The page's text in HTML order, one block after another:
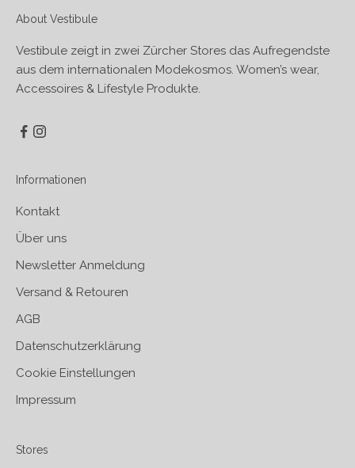
About Vestibule
Vestibule zeigt in zwei Zürcher Stores das Aufregendste
aus dem internationalen Modekosmos. Women’s wear,
Accessoires & Lifestyle Produkte.
Informationen
Kontakt
Über uns
Newsletter Anmeldung
Versand & Retouren
AGB
Datenschutzerklärung
Cookie Einstellungen
Impressum
Stores